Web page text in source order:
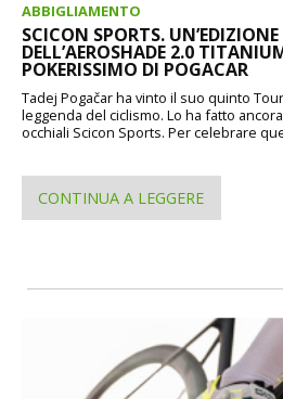
ABBIGLIAMENTO
SCICON SPORTS.
DELL’AEROSHADE 2.0
POKERISSIMO DI POGACAR
Tadej Pogačar ha vinto il suo quinto
leggenda del ciclismo. Lo ha fatto
occhiali Scicon Sports. Per celebrare
CONTINUA A LEGGERE